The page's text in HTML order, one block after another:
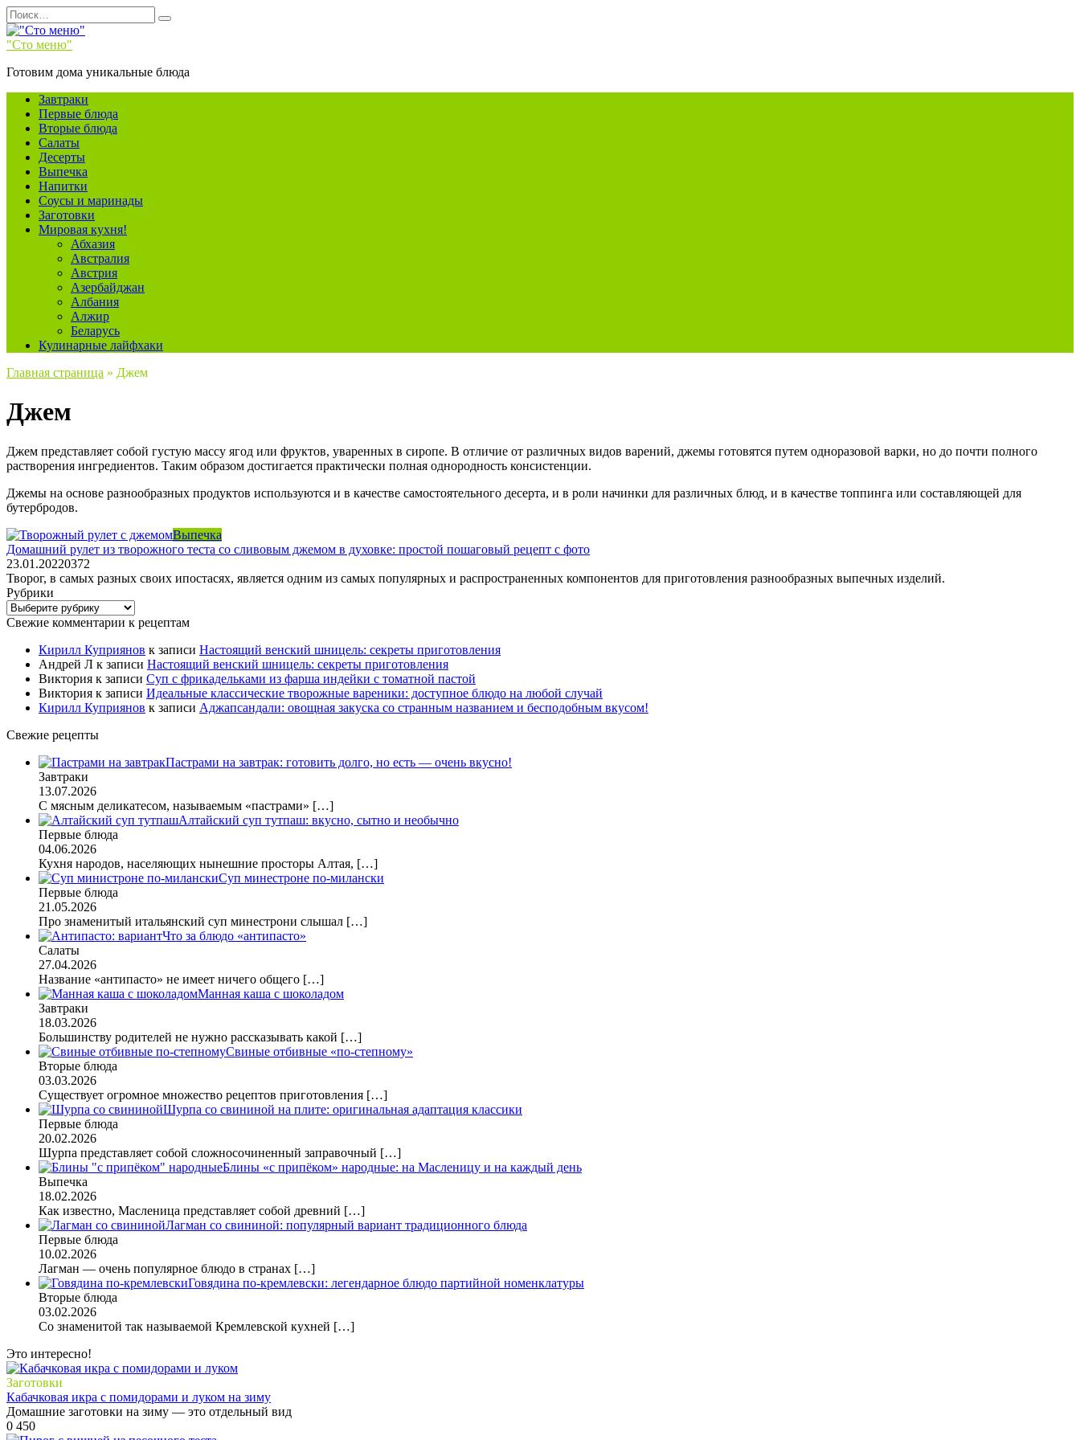
Перейти
к
содержанию
Search
for:
"Сто меню"
Готовим дома уникальные блюда
Завтраки
Первые блюда
Вторые блюда
Салаты
Десерты
Выпечка
Напитки
Соусы и маринады
Заготовки
Мировая кухня!
Абхазия
Австралия
Австрия
Азербайджан
Албания
Алжир
Беларусь
Кулинарные лайфхаки
Главная страница » Джем
Джем
Джем представляет собой густую массу ягод или фруктов, уваренных в сиропе. В отличие от различных видов варений, джемы готовятся путем одноразовой варки, но до почти полного
растворения ингредиентов. Таким образом достигается практически полная однородность консистенции.
Джемы на основе разнообразных продуктов используются и в качестве самостоятельного десерта, и в роли начинки для различных блюд, и в качестве топпинга или составляющей для
бутербродов.
Выпечка
Домашний рулет из творожного теста со сливовым джемом в духовке: простой пошаговый рецепт с фото
23.01.20220372
Творог, в самых разных своих ипостасях, является одним из самых популярных и распространенных компонентов для приготовления разнообразных выпечных изделий.
Рубрики
Рубрики
Свежие комментарии к рецептам
Кирилл Куприянов к записи Настоящий венский шницель: секреты приготовления
Андрей Л к записи Настоящий венский шницель: секреты приготовления
Виктория к записи Суп с фрикадельками из фарша индейки с томатной пастой
Виктория к записи Идеальные классические творожные вареники: доступное блюдо на любой случай
Кирилл Куприянов к записи Аджапсандали: овощная закуска со странным названием и бесподобным вкусом!
Свежие рецепты
Пастрами на завтрак: готовить долго, но есть — очень вкусно!
Завтраки
13.07.2026
С мясным деликатесом, называемым «пастрами» […]
Алтайский суп тутпаш: вкусно, сытно и необычно
Первые блюда
04.06.2026
Кухня народов, населяющих нынешние просторы Алтая, […]
Суп минестроне по-милански
Первые блюда
21.05.2026
Про знаменитый итальянский суп минестрони слышал […]
Что за блюдо «антипасто»
Салаты
27.04.2026
Название «антипасто» не имеет ничего общего […]
Манная каша с шоколадом
Завтраки
18.03.2026
Большинству родителей не нужно рассказывать какой […]
Свиные отбивные «по-степному»
Вторые блюда
03.03.2026
Существует огромное множество рецептов приготовления […]
Шурпа со свининой на плите: оригинальная адаптация классики
Первые блюда
20.02.2026
Шурпа представляет собой сложносочиненный заправочный […]
Блины «с припёком» народные: на Масленицу и на каждый день
Выпечка
18.02.2026
Как известно, Масленица представляет собой древний […]
Лагман со свининой: популярный вариант традиционного блюда
Первые блюда
10.02.2026
Лагман — очень популярное блюдо в странах […]
Говядина по-кремлевски: легендарное блюдо партийной номенклатуры
Вторые блюда
03.02.2026
Со знаменитой так называемой Кремлевской кухней […]
Это интересно!
Заготовки
Кабачковая икра с помидорами и луком на зиму
Домашние заготовки на зиму — это отдельный вид
0 450